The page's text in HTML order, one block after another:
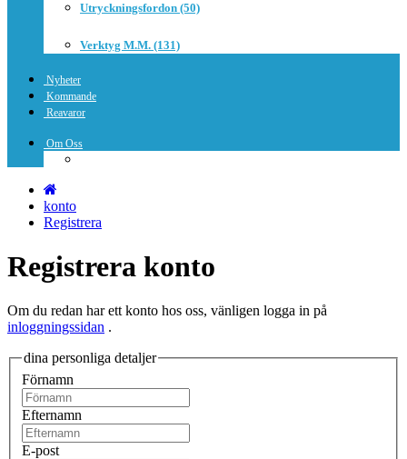
Utryckningsfordon (50)
Verktyg M.m. (131)
Nyheter
Kommande
Reavaror
Om Oss
konto
Registrera
Registrera konto
Om du redan har ett konto hos oss, vänligen logga in på
inloggningssidan .
dina personliga detaljer
Förnamn
Efternamn
E-post